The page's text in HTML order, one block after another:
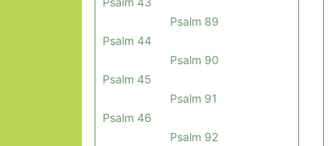
Psalm 44
Psalm 45
Psalm 46
Psalm 89
Psalm 90
Psalm 91
Psalm 92